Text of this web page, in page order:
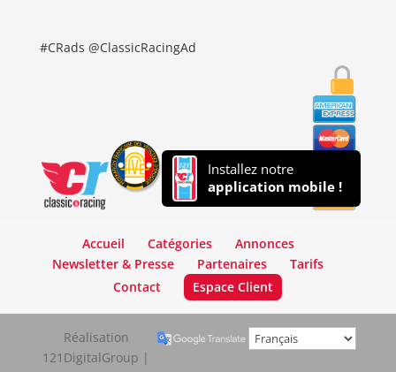
#CRads @ClassicRacingAd
Installez notre
application mobile !
Accueil Catégories
Annonces
Newsletter & Presse
Partenaires
Tarifs
Contact
Espace Client
Réalisation
121DigitalGroup |